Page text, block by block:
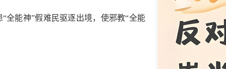
全能神”假难民驱逐出境，使邪教“全能